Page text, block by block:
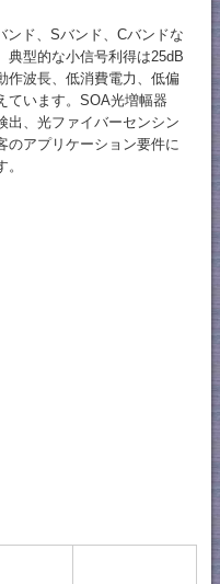
ンド、Sバンド、Cバンドな
典型的な小信号利得は25dB
作波長、低消費電力、低偏
ています。SOA光増幅器
出、光ファイバーセンシン
のアプリケーション要件に